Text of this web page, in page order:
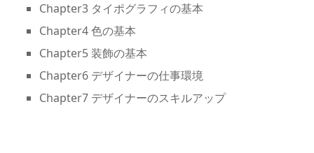
Chapter3 タイポグラフィの基本
Chapter4 色の基本
Chapter5 装飾の基本
Chapter6 デザイナーの仕事環境
Chapter7 デザイナーのスキルアップ